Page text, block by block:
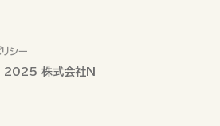
株式会社N
シー